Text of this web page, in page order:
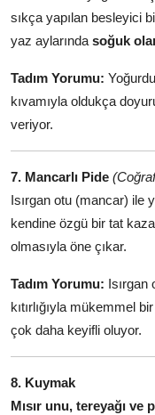
sıkça yapılan besleyici
yaz aylarında soğuk
Tadım Yorumu:
kıvamıyla oldukça
veriyor.
7. Mancarlı Pide
Isırgan otu (mancar) ile
kendine özgü bir tat
olmasıyla öne çıkar.
Tadım Yorumu: Isırgan
kıtırlığıyla mükemmel
çok daha keyifli oluyor.
8. Kuymak
Mısır unu, tereyağı ve